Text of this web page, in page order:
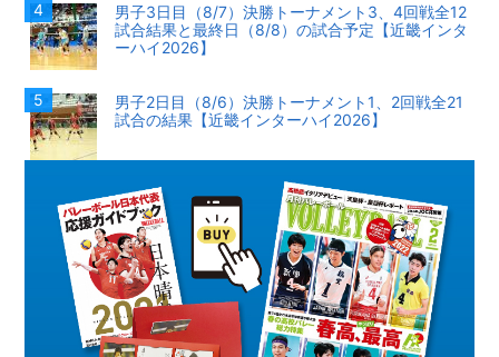
男子3日目（8/7）決勝トーナメント3、4回戦全12
試合結果と最終日（8/8）の試合予定【近畿インタ
ーハイ2026】
男子2日目（8/6）決勝トーナメント1、2回戦全21
試合の結果【近畿インターハイ2026】